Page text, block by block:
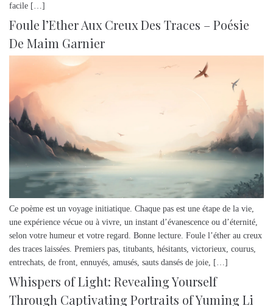
facile […]
Foule l’Ether Aux Creux Des Traces – Poésie
De Maim Garnier
Ce poème est un voyage initiatique. Chaque pas est une étape de la vie,
une expérience vécue ou à vivre, un instant d’évanescence ou d’éternité,
selon votre humeur et votre regard. Bonne lecture. Foule l’éther au creux
des traces laissées. Premiers pas, titubants, hésitants, victorieux, courus,
entrechats, de front, ennuyés, amusés, sauts dansés de joie, […]
Whispers of Light: Revealing Yourself
Through Captivating Portraits of Yuming Li